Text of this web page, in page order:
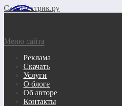
СамЭлектрик.ру
Меню сайта
Реклама
Скачать
Услуги
О блоге
Об авторе
Контакты